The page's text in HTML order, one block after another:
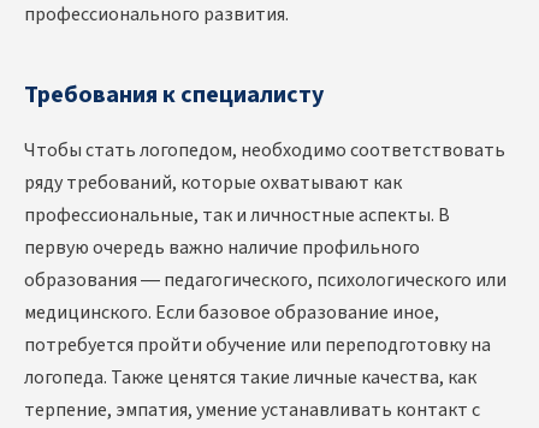
профессионального развития.
Требования к специалисту
Чтобы стать логопедом, необходимо соответствовать
ряду требований, которые охватывают как
профессиональные, так и личностные аспекты. В
первую очередь важно наличие профильного
образования — педагогического, психологического или
медицинского. Если базовое образование иное,
потребуется пройти обучение или переподготовку на
логопеда. Также ценятся такие личные качества, как
терпение, эмпатия, умение устанавливать контакт с